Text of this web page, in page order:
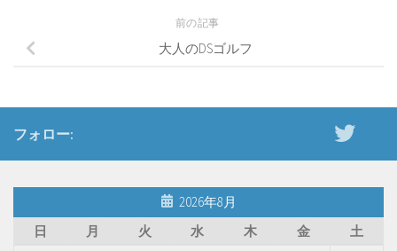
前の記事
大人のDSゴルフ
フォロー:
2026年8月
日
月 火 水 木 金
土